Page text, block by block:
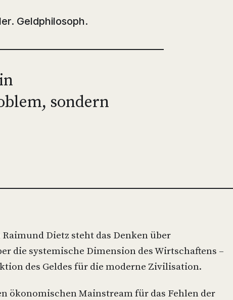
Geldphilosoph.
sondern
Dietz steht das Denken über
die systemische Dimension des Wirtschaftens –
des Geldes für die moderne Zivilisation.
ökonomischen Mainstream für das Fehlen der